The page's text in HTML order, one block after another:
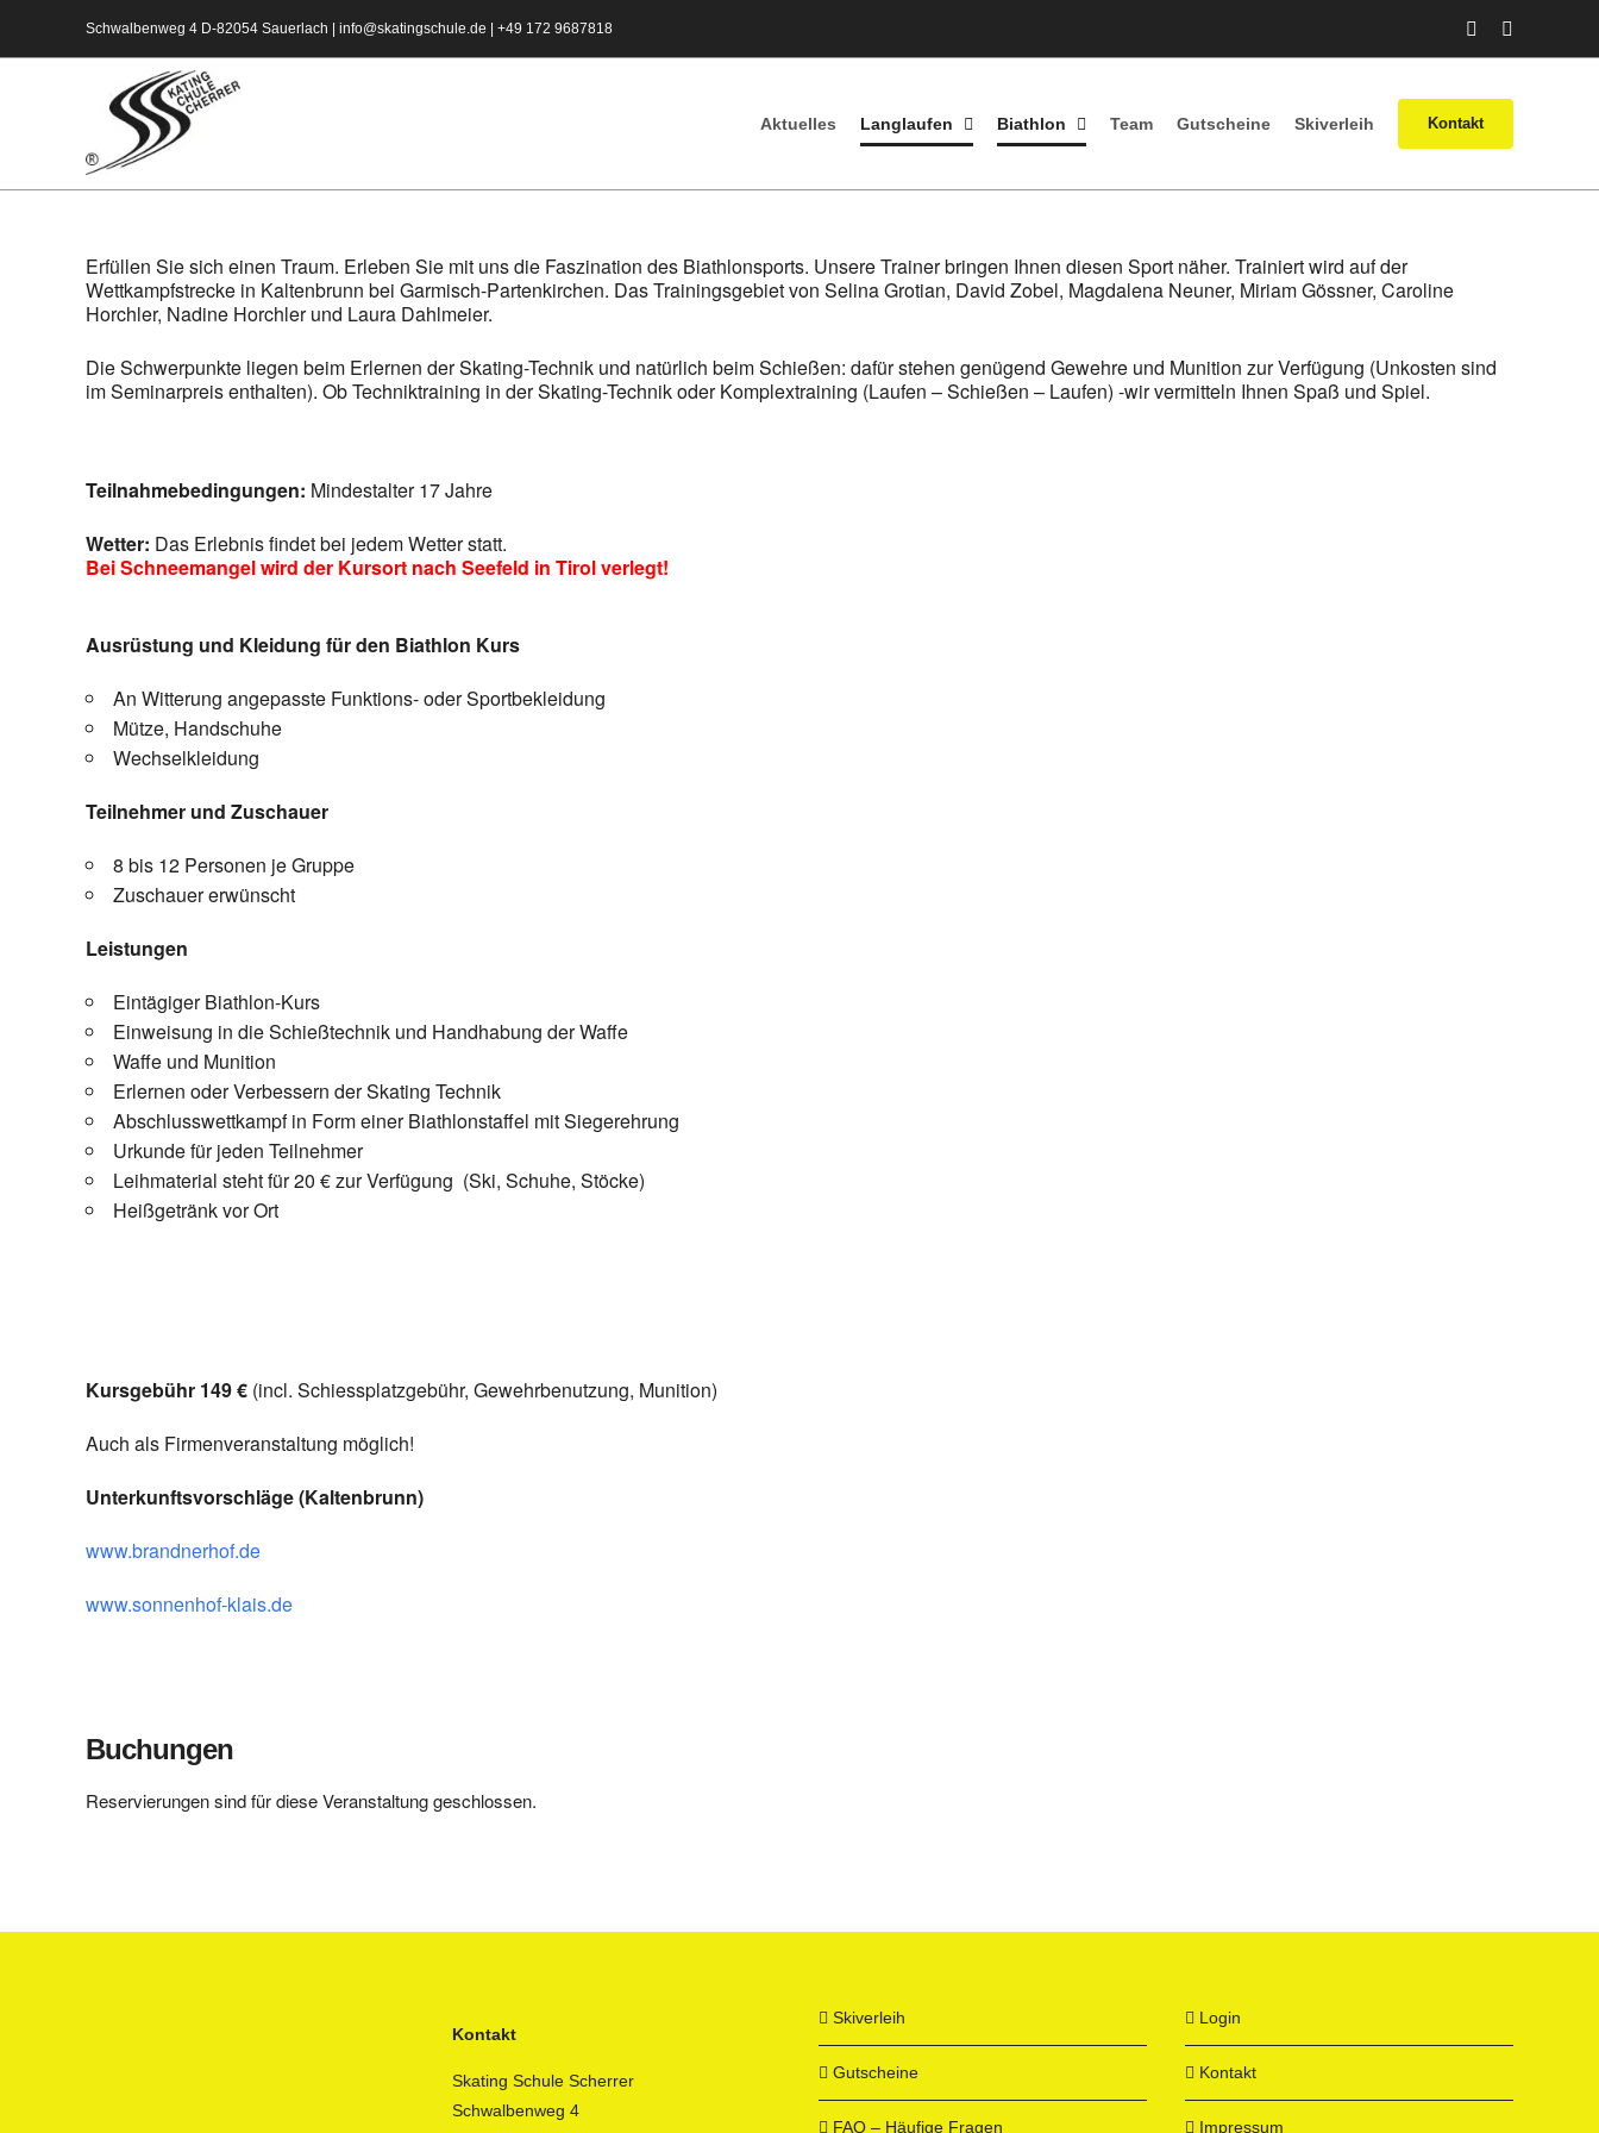
Schwalbenweg 4 D-82054 Sauerlach | info@skatingschule.de +49 172 9687818 Facebook
Aktuelles Langlaufen Biathlon Team Gutscheine Skiverleih Kontakt
Erfüllen Sie sich einen Traum. Erleben Sie mit uns die Faszination des Biathlonsports. Unsere Trainer bringen Ihnen diesen Sport näher. Trainiert wird auf der
Wettkampfstrecke in Kaltenbrunn bei Garmisch-Partenkirchen. Das Trainingsgebiet von Selina Grotian, David Zobel, Magdalena Neuner, Miriam Gössner, Caroline
Horchler, Nadine Horchler und Laura Dahlmeier.
Die Schwerpunkte liegen beim Erlernen der Skating-Technik und natürlich beim Schießen: dafür stehen genügend Gewehre und Munition zur Verfügung (Unkosten sind
im Seminarpreis enthalten). Ob Techniktraining in der Skating-Technik oder Komplextraining (Laufen – Schießen – Laufen) -wir vermitteln Ihnen Spaß und Spiel.
Teilnahmebedingungen: Mindestalter 17 Jahre
Wetter: Das Erlebnis findet bei jedem Wetter statt.
Bei Schneemangel wird der Kursort nach Seefeld in Tirol verlegt!
Ausrüstung und Kleidung für den Biathlon Kurs
An Witterung angepasste Funktions- oder Sportbekleidung
Mütze, Handschuhe
Wechselkleidung
Teilnehmer und Zuschauer
8 bis 12 Personen je Gruppe
Zuschauer erwünscht
Leistungen
Eintägiger Biathlon-Kurs
Einweisung in die Schießtechnik und Handhabung der Waffe
Waffe und Munition
Erlernen oder Verbessern der Skating Technik
Abschlusswettkampf in Form einer Biathlonstaffel mit Siegerehrung
Urkunde für jeden Teilnehmer
Leihmaterial steht für 20 € zur Verfügung (Ski, Schuhe, Stöcke)
Heißgetränk vor Ort
Kursgebühr 149 € (incl. Schiessplatzgebühr, Gewehrbenutzung, Munition)
Auch als Firmenveranstaltung möglich!
Unterkunftsvorschläge (Kaltenbrunn)
www.brandnerhof.de
www.sonnenhof-klais.de
Buchungen
Reservierungen sind für diese Veranstaltung geschlossen.
Kontakt
Skating Schule Scherrer
Schwalbenweg 4
Skiverleih
Gutscheine
FAQ – Häufige Fragen
Login
Kontakt
Impressum